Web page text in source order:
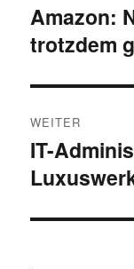
Vorheriger
Beitrag:
Amazon:
trotzdem
WEITER
Nächster
Beitrag:
IT-